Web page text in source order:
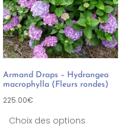
Armand Draps – Hydrangea
macrophylla (Fleurs rondes)
225.00€
Choix des options